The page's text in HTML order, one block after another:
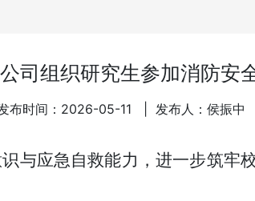
公司组织研究生参加消防安
布时间：2026-05-11 | 发布人：侯振中
与应急自救能力，进一步筑牢